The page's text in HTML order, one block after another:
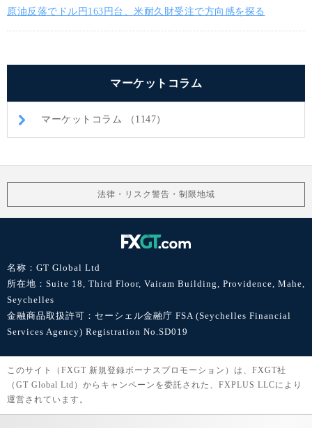
原油反落でドル円163円台、米耐久財受注で方向感を探る
マーケットコラム
マーケットコラム （1147）
法律・リスク警告・制限地域
名称：GT Global Ltd
所在地：Suite 18, Third Floor, Vairam Building, Providence, Mahe,
Seychelles
金融商品取扱許可：セーシェル金融庁 FSA (Seychelles Financial
Services Agency) Registration No.SD019
このサイト（FXGT 新規登録ボーナスプロモーション）は、FXGT社
（GT Global Ltd）からキャンペーンを委託された、FXPLUS LLCにより
運営されています。